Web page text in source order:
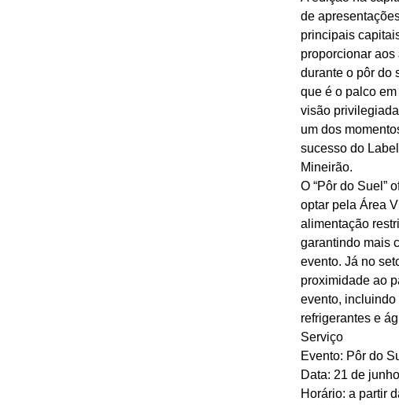
de
principais
proporcionar
durante o pôr do
que é o palco
visão
um dos
sucesso do
Mineirão.
O “Pôr do Suel”
optar pela Área
alimentação
garantindo mais
evento. Já no
proximidade ao
evento, incluindo
refrigerantes e
Serviço
Evento: Pôr do
Data: 21 de
Horário: a partir